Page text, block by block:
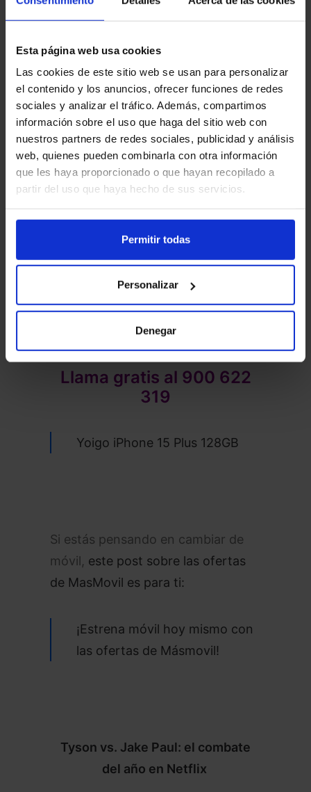
Esta página web usa cookies
Las cookies de este sitio web se usan para personalizar
el contenido y los anuncios, ofrecer funciones de redes
sociales y analizar el tráfico. Además, compartimos
información sobre el uso que haga del sitio web con
nuestros partners de redes sociales, publicidad y análisis
web, quienes pueden combinarla con otra información
que les haya proporcionado o que hayan recopilado a
partir del uso que haya hecho de sus servicios.
Permitir todas
Personalizar
Denegar
de demostrar que puede
enfrentarse a los grandes del
deporte y ganar respeto en el
cuadrilátero.
¡Llévate esteiPhone 15
Plus 128GBpor
17,50€/mes!
Llama gratis al 900 622
319
Yoigo iPhone 15 Plus 128GB
Si estás pensando en cambiar de
móvil, este post sobre las ofertas
de MasMovil es para ti:
¡Estrena móvil hoy mismo con
las ofertas de Másmovil!
Tyson vs. Jake Paul: el combate
del año en Netflix